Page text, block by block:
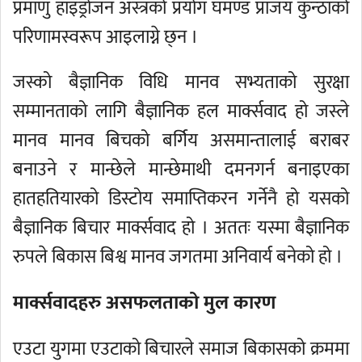
प्रमाणु हाइड्रोजन अस्त्रको प्रयोग घमण्ड प्राजय कुन्ठाको
परिणामस्वरूप आइलाग्ने छ्न ।
जस्को बैज्ञानिक विधि मानव सभ्यताको सुरक्षा
सम्मानताको लागि बैज्ञानिक हल मार्क्सवाद हो जस्ले
मानव मानव बिचको बर्गिय असमान्तालाई बराबर
बनाउने र मान्छेले मान्छेमाथी दमनगर्न बनाइएका
हातहतियारको डिस्टोय समाप्तिकरन गर्नेनै हो यसको
बैज्ञानिक बिचार मार्क्सवाद हो । अततः यस्मा बैज्ञानिक
रुपले बिकास बिश्व मानव जगतमा अनिवार्य बनेको हो ।
मार्क्सवादहरु असफलताको मुल कारण
एउटा युगमा एउटाको बिचारले समाज बिकासको क्रममा